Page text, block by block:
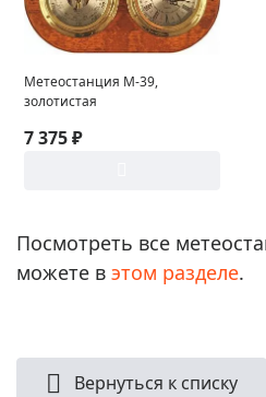
Метеостанция М-39,
золотистая
7 375 ₽
Посмотреть все
можете в этом разделе.
Вернуться к списку